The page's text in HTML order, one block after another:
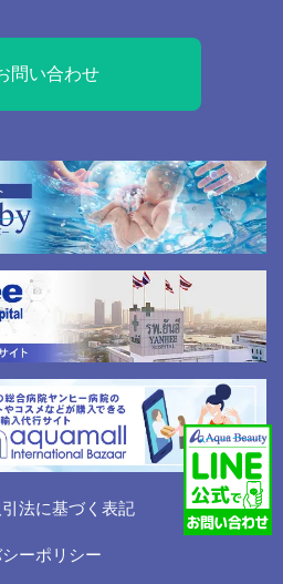
問い合わせ
法に基づく表記
ーポリシー